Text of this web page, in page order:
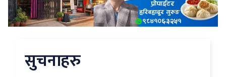
सुचनाहरु